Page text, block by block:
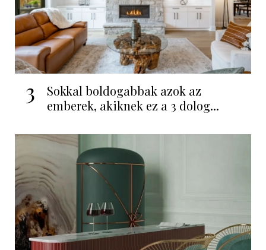
3
Sokkal boldogabbak azok az
emberek, akiknek ez a 3 dolog...